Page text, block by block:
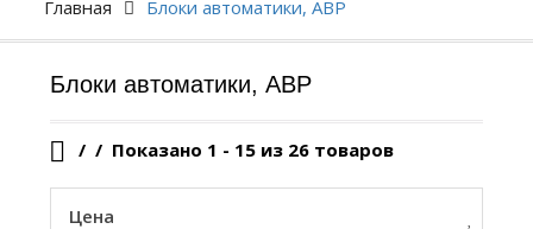
Главная Блоки автоматики, АВР
Блоки автоматики, АВР
/ Показано 1 - 15 из 26 товаров
Цена